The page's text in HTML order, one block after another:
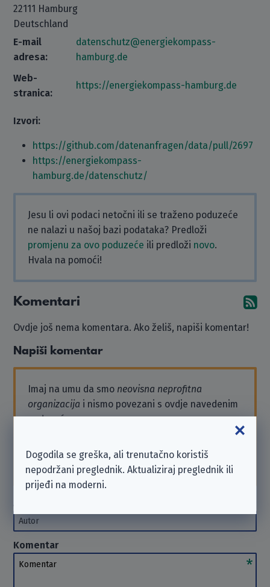
22111 Hamburg
Deutschland
E-mail
adresa:
datenschutz@energiekompass-
hamburg.de
Web-
stranica:
https://energiekompass-hamburg.de
Izvori:
https://github.com/datenanfragen/data/pull/2697
https://energiekompass-
hamburg.de/datenschutz/
Jesu li ovi podaci netočni ili se traženo poduzeće
ne nalazi u našoj bazi podataka? Predloži
promjenu za ovo poduzeće ili predloži novo.
Hvala na pomoći!
Komentari
Ovdje još nema komentara. Ako želiš, napiši komentar!
Napiši komentar
Imaj na umu da smo neovisna neprofitna
organizacija i nismo povezani s ovdje navedenim
poduzećem.
Ako trebaš podršku ili želiš poslati zahtjev, obrati
se poduzeću izravno. U takvim slučajevima ne
možemo
pomoći . Hvala na razumijevanju.
Autor
Komentar
Komentar
Dogodila se greška, ali trenutačno koristiš
nepodržani preglednik. Aktualiziraj preglednik ili
prijeđi na moderni.